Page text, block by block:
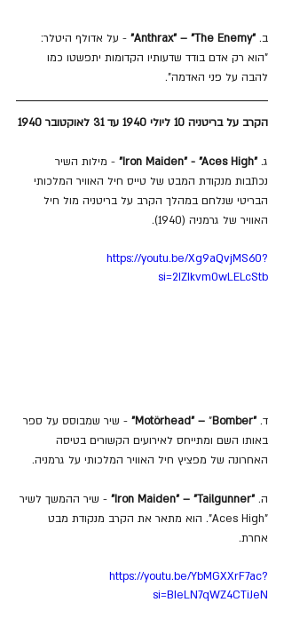
ב. "Anthrax" – "The Enemy"
- על אדולף היטלר:
"הוא רק אדם בודד שדעותיו הקדומות יתפשטו כמו
להבה על פני האדמה".
הקרב על בריטניה 10 ליולי 1940 עד 31 לאוקטובר 1940
ג. "Iron Maiden" - "Aces High"
- מילות השיר
נכתבות מנקודת המבט של טייס חיל האוויר המלכותי
הבריטי שנלחם במהלך הקרב על בריטניה מול חיל
האוויר של גרמניה (1940).
https://youtu.be/Xg9aQvjMS60?
si=2IZIkvm0wLELcStb
ד. "Motörhead" –
"Bomber"
- שיר שמבוסס על ספר
באותו השם ומתייחס לאירועים הקשורים בטיסה
האחרונה של מפציץ חיל האוויר המלכותי על גרמניה.
ה. "Iron Maiden" – "Tailgunner"
- שיר ההמשך לשיר
"Aces High". הוא מתאר את הקרב מנקודת מבט
אחרת.
https://youtu.be/YbMGXXrF7ac?
si=BIeLN7qWZ4CTiJeN